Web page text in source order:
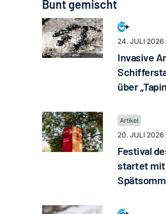
Bunt gemischt
24. JULI 2026
Invasive
über
20. JULI 2026
Festival
startet mit